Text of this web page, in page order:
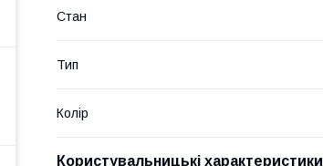
Стан
Тип
Колір
Користувальницькі характеристики